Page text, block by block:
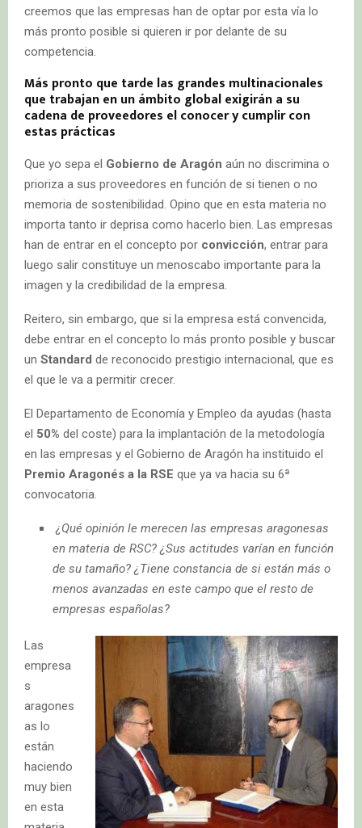
creemos que las empresas han de optar por esta vía lo
más pronto posible si quieren ir por delante de su
competencia.
Más pronto que tarde las grandes multinacionales
que trabajan en un ámbito global exigirán a su
cadena de proveedores el conocer y cumplir con
estas prácticas
Que yo sepa el Gobierno de Aragón aún no discrimina o
prioriza a sus proveedores en función de si tienen o no
memoria de sostenibilidad. Opino que en esta materia no
importa tanto ir deprisa como hacerlo bien. Las empresas
han de entrar en el concepto por convicción, entrar para
luego salir constituye un menoscabo importante para la
imagen y la credibilidad de la empresa.
Reitero, sin embargo, que si la empresa está convencida,
debe entrar en el concepto lo más pronto posible y buscar
un Standard de reconocido prestigio internacional, que es
el que le va a permitir crecer.
El Departamento de Economía y Empleo da ayudas (hasta
el 50% del coste) para la implantación de la metodología
en las empresas y el Gobierno de Aragón ha instituido el
Premio Aragonés a la RSE que ya va hacia su 6ª
convocatoria.
¿Qué opinión le merecen las empresas aragonesas
en materia de RSC? ¿Sus actitudes varían en función
de su tamaño? ¿Tiene constancia de si están más o
menos avanzadas en este campo que el resto de
empresas españolas?
Las
empresa
s
aragones
as lo
están
haciendo
muy bien
en esta